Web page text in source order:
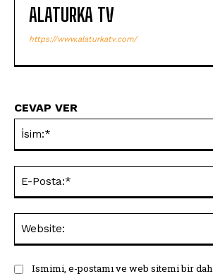
ALATURKA TV
https://www.alaturkatv.com/
CEVAP VER
Ismimi, e-postamı ve web sitemi bir